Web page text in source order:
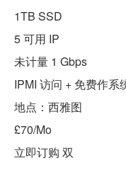
1TB SSD
5 可用 IP
未计量 1 Gbps
IPMI 访问 + 免费作
地点：西雅图
£70/Mo
立即订购 双